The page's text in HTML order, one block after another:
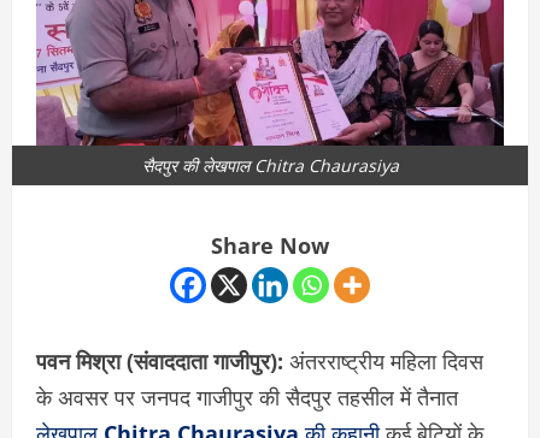
सैदपुर की लेखपाल Chitra Chaurasiya
Share Now
पवन मिश्रा (संवाददाता गाजीपुर): अंतरराष्ट्रीय महिला दिवस
के अवसर पर जनपद गाजीपुर की सैदपुर तहसील में तैनात